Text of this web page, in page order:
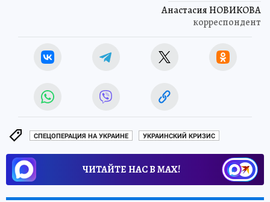
Анастасия НОВИКОВА
корреспондент
СПЕЦОПЕРАЦИЯ НА УКРАИНЕ УКРАИНСКИЙ КРИЗИС
ЧИТАЙТЕ НАС В МАХ!